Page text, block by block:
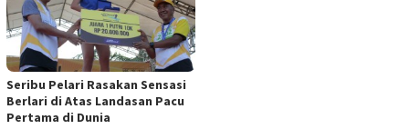
Seribu Pelari Rasakan Sensasi
Berlari di Atas Landasan Pacu
Pertama di Dunia